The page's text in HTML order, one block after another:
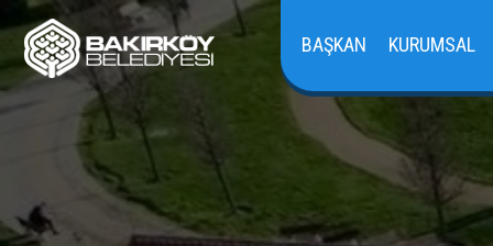
BAŞKAN KURUMSAL